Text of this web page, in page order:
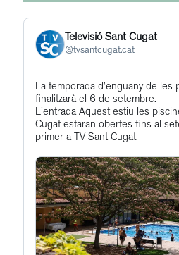
Televisió Sant Cugat
@tvsantcugat.cat
Get
to
this
post
La temporada d’enguany de les
finalitzarà el 6 de setembre.
L'entrada Aquest estiu les
Cugat estaran obertes fins al
primer a TV Sant Cugat.